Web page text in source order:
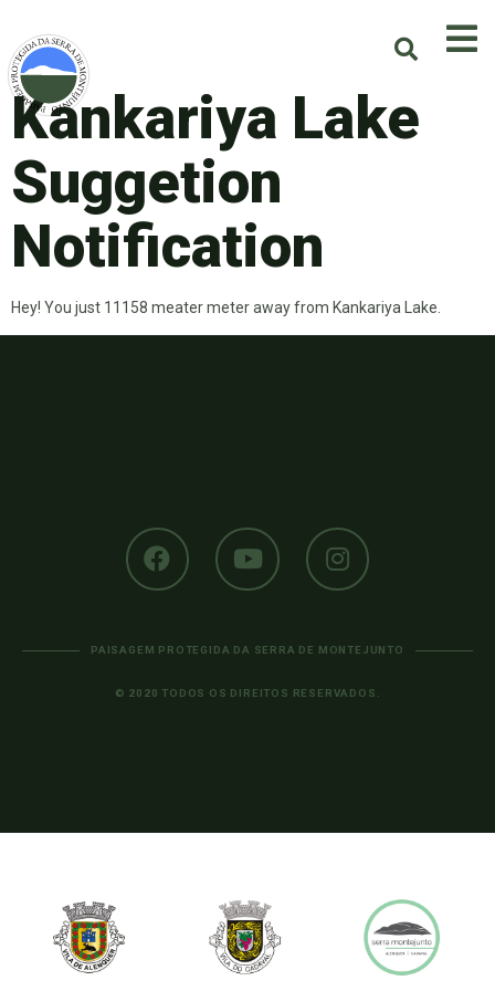
Kankariya Lake
Suggetion
Notification
Hey! You just 11158 meater meter away from Kankariya Lake.
PAISAGEM PROTEGIDA DA SERRA DE MONTEJUNTO
© 2020 TODOS OS DIREITOS RESERVADOS.